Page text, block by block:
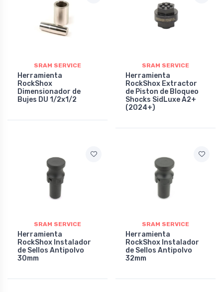
SRAM SERVICE
Herramienta
RockShox
Dimensionador de
Bujes DU 1/2x1/2
SRAM SERVICE
Herramienta
RockShox Extractor
de Piston de Bloqueo
Shocks SidLuxe A2+
(2024+)
SRAM SERVICE
Herramienta
RockShox Instalador
de Sellos Antipolvo
30mm
SRAM SERVICE
Herramienta
RockShox Instalador
de Sellos Antipolvo
32mm